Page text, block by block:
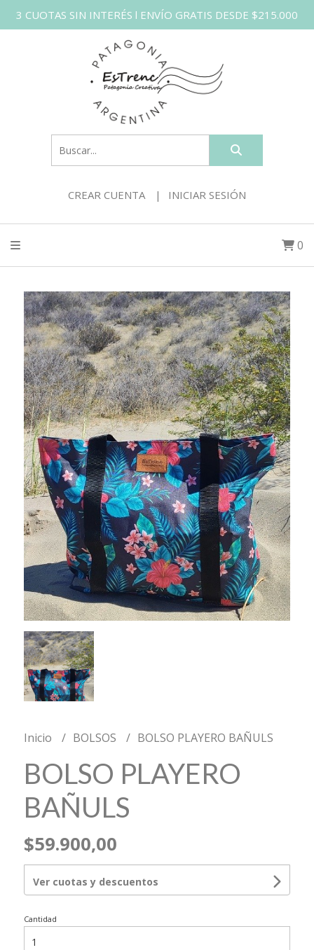
3 CUOTAS SIN INTERÉS l ENVÍO GRATIS DESDE $215.000
CREAR CUENTA INICIAR SESIÓN
0
Inicio BOLSOS BOLSO PLAYERO BAÑULS
BOLSO PLAYERO
BAÑULS
$59.900,00
Ver cuotas y descuentos
Cantidad